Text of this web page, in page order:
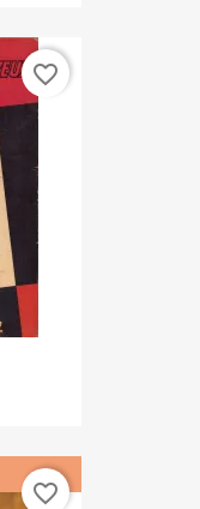
favorite_border
favorite_border